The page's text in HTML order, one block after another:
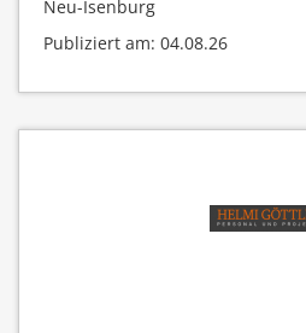
Neu-Isenburg
Publiziert am: 04.08.26